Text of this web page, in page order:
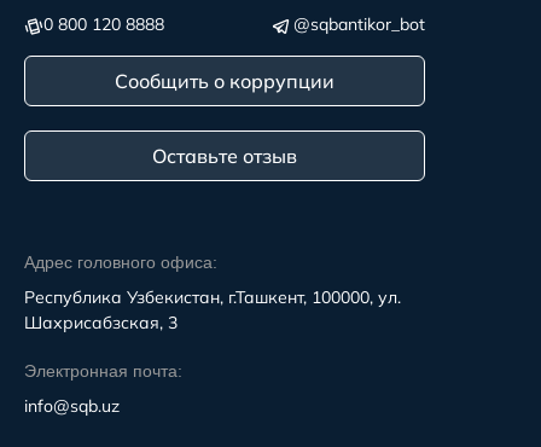
Адрес головного офиса:
Республика Узбекистан, г.Ташкент, 100000, ул.
Шахрисабзская, 3
Электронная почта:
info@sqb.uz
0 800 120 8888 @sqbantikor_bot
Сообщить о коррупции
Оставьте отзыв